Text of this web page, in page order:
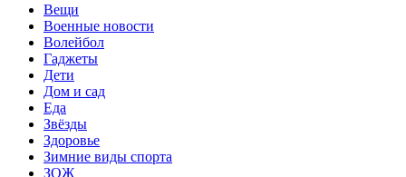
Вещи
Военные новости
Волейбол
Гаджеты
Дети
Дом и сад
Еда
Звёзды
Здоровье
Зимние виды спорта
ЗОЖ